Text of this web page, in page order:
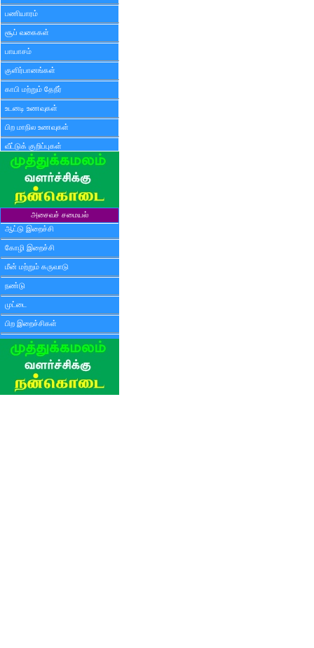
பணியாரம்
சூப் வகைகள்
பாயாசம்
குளிர்பானங்கள்
காபி மற்றும் தேநீர்
உடனடி உணவுகள்
பிற மாநில உணவுகள்
வீட்டுக் குறிப்புகள்
அசைவச் சமையல்
ஆட்டு இறைச்சி
கோழி இறைச்சி
மீன் மற்றும் கருவாடு
நண்டு
முட்டை
பிற இறைச்சிகள்